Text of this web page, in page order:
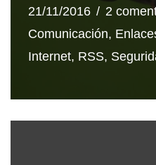
21/11/2016
2
Comunicación,
Internet, RSS,